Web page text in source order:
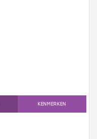
KENMERKEN